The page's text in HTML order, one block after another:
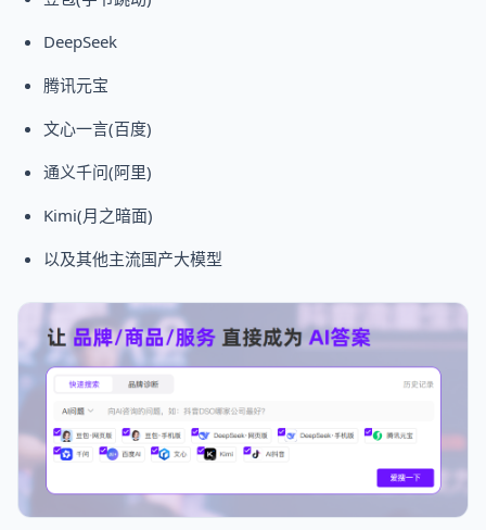
DeepSeek
腾讯元宝
文心一言(百度)
通义千问(阿里)
Kimi(月之暗面)
以及其他主流国产大模型